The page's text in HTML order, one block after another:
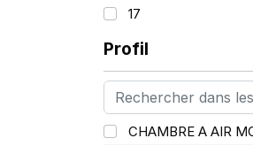
MITAS
Mondolfo ferro
PROMETEON (18)
SCHRADER (24)
SPEEDWAYS (64)
17
Profil
CHAMBRE A AIR